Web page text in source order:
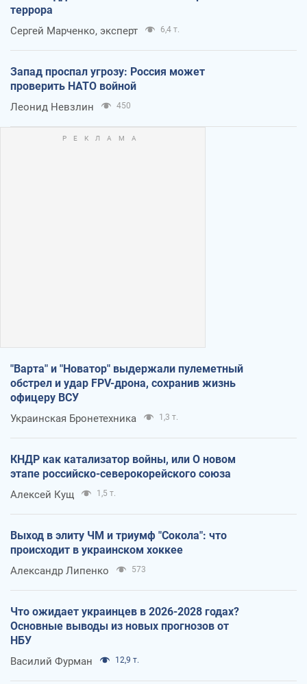
террора
Сергей Марченко, эксперт 6,4 т.
Запад проспал угрозу: Россия может
проверить НАТО войной
Леонид Невзлин 450
"Варта" и "Новатор" выдержали пулеметный
обстрел и удар FPV-дрона, сохранив жизнь
офицеру ВСУ
Украинская Бронетехника 1,3 т.
КНДР как катализатор войны, или О новом
этапе российско-северокорейского союза
Алексей Кущ 1,5 т.
Выход в элиту ЧМ и триумф "Сокола": что
происходит в украинском хоккее
Александр Липенко 573
Что ожидает украинцев в 2026-2028 годах?
Основные выводы из новых прогнозов от
НБУ
Василий Фурман 12,9 т.